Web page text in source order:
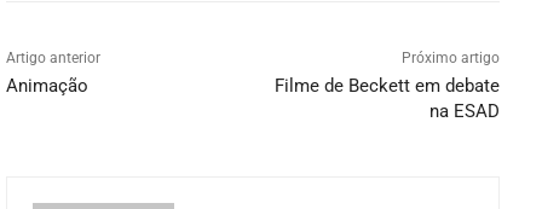
Artigo anterior
Animação
Próximo artigo
Filme de Beckett em debate
na ESAD